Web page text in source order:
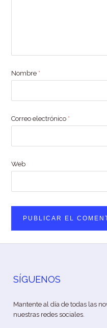
Nombre *
Correo electrónico *
Web
SÍGUENOS
Mantente al día de todas las
nuestras redes sociales.